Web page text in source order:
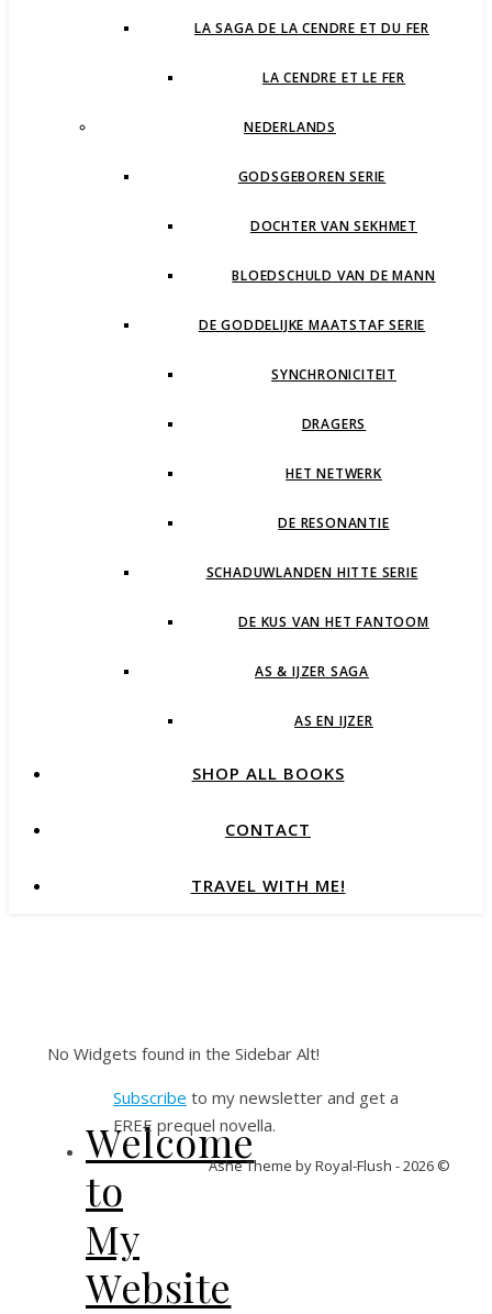
LA SAGA DE LA CENDRE ET DU FER
LA CENDRE ET LE FER
NEDERLANDS
GODSGEBOREN SERIE
DOCHTER VAN SEKHMET
BLOEDSCHULD VAN DE MANN
DE GODDELIJKE MAATSTAF SERIE
SYNCHRONICITEIT
DRAGERS
HET NETWERK
DE RESONANTIE
SCHADUWLANDEN HITTE SERIE
DE KUS VAN HET FANTOOM
AS & IJZER SAGA
AS EN IJZER
SHOP ALL BOOKS
CONTACT
TRAVEL WITH ME!
No Widgets found in the Sidebar Alt!
Welcome
to
My
Website
Subscribe to my newsletter and get a
FREE prequel novella.
Ashe Theme by Royal-Flush - 2026 ©